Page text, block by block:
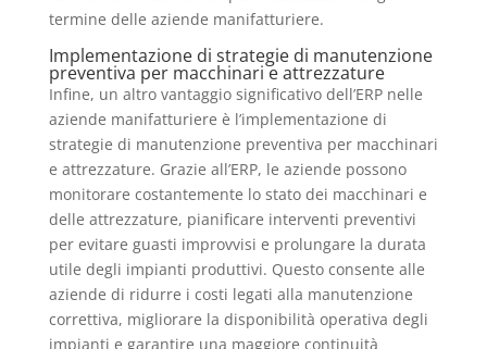
termine delle aziende manifatturiere.
Implementazione di strategie di manutenzione
preventiva per macchinari e attrezzature
Infine, un altro vantaggio significativo dell’ERP nelle
aziende manifatturiere è l’implementazione di
strategie di manutenzione preventiva per macchinari
e attrezzature. Grazie all’ERP, le aziende possono
monitorare costantemente lo stato dei macchinari e
delle attrezzature, pianificare interventi preventivi
per evitare guasti improvvisi e prolungare la durata
utile degli impianti produttivi. Questo consente alle
aziende di ridurre i costi legati alla manutenzione
correttiva, migliorare la disponibilità operativa degli
impianti e garantire una maggiore continuità